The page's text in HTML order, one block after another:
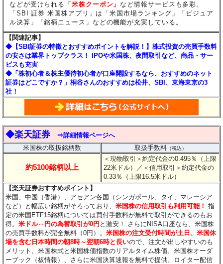
などが受けられる 「米株クーポン」 など情報サービスも多彩。
「SBI 証券 米国株アプリ」は「米国市場ランキング」「ビジュア
ル決算」「銘柄ニュース」などの機能が充実している。
【関連記事】
◆【SBI証券の特徴とおすすめポイントを解説！】株式投資の売買手数料
の安さは業界トップクラス！ IPOや米国株、夜間取引など、商品・サー
ビスも充実
◆「株初心者＆株主優待初心者が口座開設するなら、おすすめのネット
証券はどこですか？」桐谷さんのおすすめは松井、SBI、東海東京の3
社！
◆楽天証券
⇒詳細情報ページへ
米国株の取扱銘柄数
取扱手数料（税込）
約5100銘柄以上
＜現物取引＞約定代金の0.495％（上限
22米ドル）
／＜信用取引＞約定代金の
0.33％（上限16.5米ドル）
【楽天証券おすすめポイント】
米国、中国（香港）、アセアン各国（シンガポール、タイ、マレーシア
など）と幅広い銘柄がそろっており、米国株の信用取引も利用可能！ 指
定の米国ETF15銘柄については買付手数料が無料で取引ができるのもお
得。米ドル⇔円の為替取引が0円 と激安！ さらにNISA口座なら、米国株
の売買手数料が完全無料（0円）。米国株の注文受付時間が土日、米国休
場を含む日本時間の朝8時～翌朝6時と長いので、注文が出しやすいのも
メリット。米国株式と米国株価指数のリアルタイム株価、米国株オーダ
ーブック（板情報）、さらに米国決算速報を無料で提供。ロイター配信